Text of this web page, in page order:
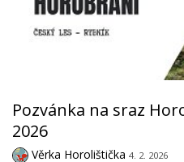
Pozvánka na sraz
2026
Věrka Horolištička 4. 2. 2026